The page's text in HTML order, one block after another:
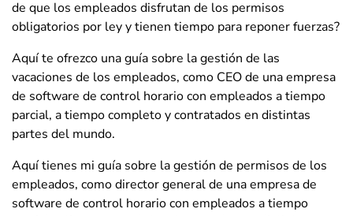
de que los empleados disfrutan de los permisos
obligatorios por ley y tienen tiempo para reponer fuerzas?
Aquí te ofrezco una guía sobre la gestión de las
vacaciones de los empleados, como CEO de una empresa
de software de control horario con empleados a tiempo
parcial, a tiempo completo y contratados en distintas
partes del mundo.
Aquí tienes mi guía sobre la gestión de permisos de los
empleados, como director general de una empresa de
software de control horario con empleados a tiempo